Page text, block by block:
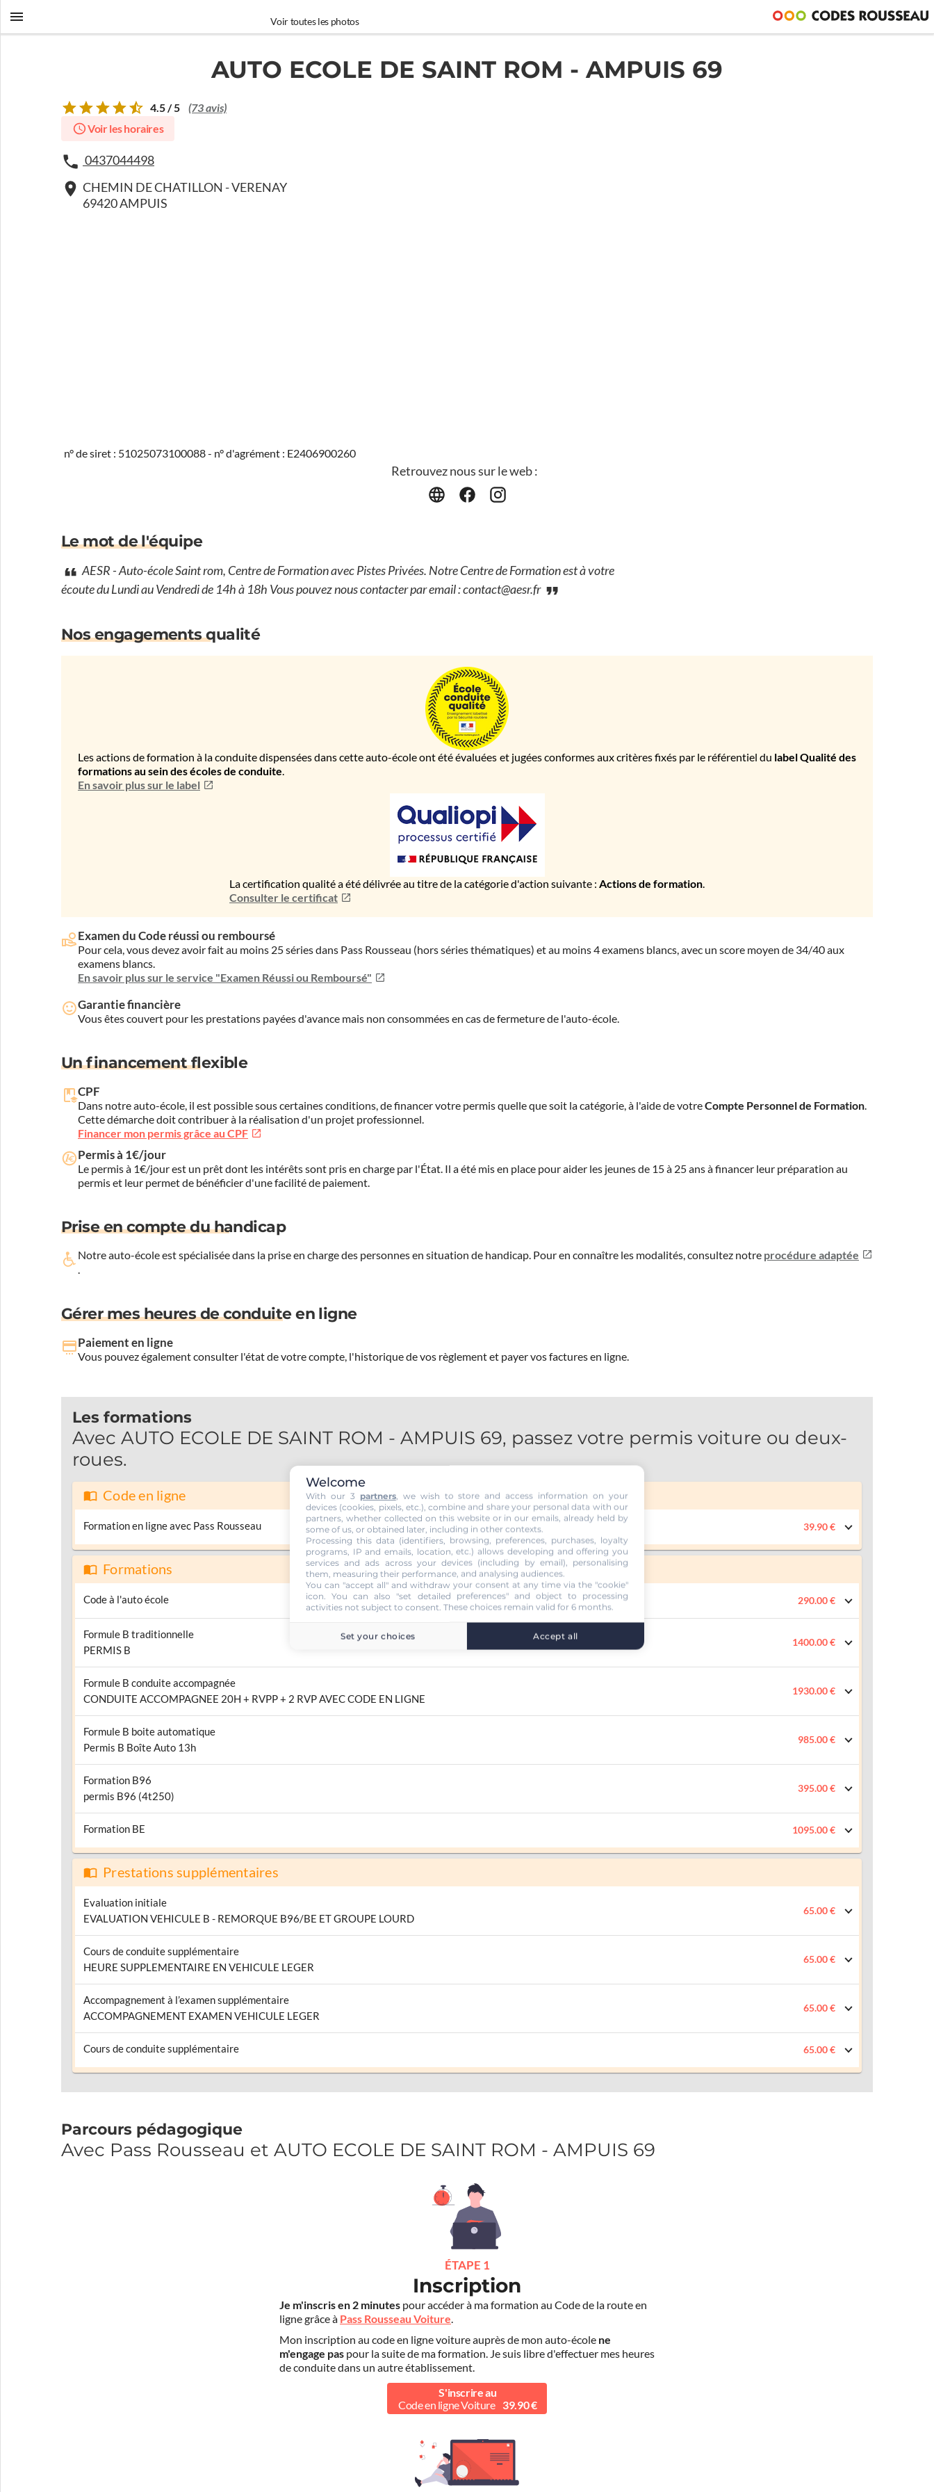
Voir toutes les photos
AUTO ECOLE DE SAINT ROM - AMPUIS 69
4.5 / 5 (73 avis)
Voir les horaires
0437044498
CHEMIN DE CHATILLON - VERENAY
69420 AMPUIS
n° de siret : 51025073100088 - n° d'agrément : E2406900260
Retrouvez nous sur le web :
Le mot de l'équipe
AESR - Auto-école Saint rom, Centre de Formation avec Pistes Privées. Notre Centre de Formation est à votre
écoute du Lundi au Vendredi de 14h à 18h Vous pouvez nous contacter par email : contact@aesr.fr
Nos engagements qualité
Les actions de formation à la conduite dispensées dans cette auto-école ont été évaluées et jugées conformes aux critères fixés par le référentiel du label Qualité des
formations au sein des écoles de conduite.
En savoir plus sur le label
La certification qualité a été délivrée au titre de la catégorie d'action suivante : Actions de formation.
Consulter le certificat
Examen du Code réussi ou remboursé
Pour cela, vous devez avoir fait au moins 25 séries dans Pass Rousseau (hors séries thématiques) et au moins 4 examens blancs, avec un score moyen de 34/40 aux
examens blancs.
En savoir plus sur le service "Examen Réussi ou Remboursé"
Garantie financière
Vous êtes couvert pour les prestations payées d'avance mais non consommées en cas de fermeture de l'auto-école.
Un financement flexible
CPF
Dans notre auto-école, il est possible sous certaines conditions, de financer votre permis quelle que soit la catégorie, à l'aide de votreCompte Personnel de Formation.
Cette démarche doit contribuer à la réalisation d'un projet professionnel.
Financer mon permis grâce au CPF
Permis à 1€/jour
Le permis à 1€/jour est un prêt dont les intérêts sont pris en charge par l'État. Il a été mis en place pour aider les jeunes de 15 à 25 ans à financer leur préparation au
permis et leur permet de bénéficier d'une facilité de paiement.
Prise en compte du handicap
Notre auto-école est spécialisée dans la prise en charge des personnes en situation de handicap. Pour en connaître les modalités, consultez notre procédure adaptée
.
Gérer mes heures de conduite en ligne
Paiement en ligne
Vous pouvez également consulter l'état de votre compte, l'historique de vos règlement et payer vos factures en ligne.
Les formations
Avec AUTO ECOLE DE SAINT ROM - AMPUIS 69, passez votre permis voiture ou deux-
roues.
Code en ligne
Formation en ligne avec Pass Rousseau 39.90 €
Formations
Code à l'auto école 290.00 €
Formule B traditionnelle
PERMIS B
1400.00 €
Formule B conduite accompagnée
CONDUITE ACCOMPAGNEE 20H + RVPP + 2 RVP AVEC CODE EN LIGNE
1930.00 €
Formule B boite automatique
Permis B Boîte Auto 13h
985.00 €
Formation B96
permis B96 (4t250)
395.00 €
Formation BE 1095.00 €
Prestations supplémentaires
Evaluation initiale
EVALUATION VEHICULE B - REMORQUE B96/BE ET GROUPE LOURD
65.00 €
Cours de conduite supplémentaire
HEURE SUPPLEMENTAIRE EN VEHICULE LEGER
65.00 €
Accompagnement à l’examen supplémentaire
ACCOMPAGNEMENT EXAMEN VEHICULE LEGER
65.00 €
Cours de conduite supplémentaire 65.00 €
Parcours pédagogique
Avec Pass Rousseau et AUTO ECOLE DE SAINT ROM - AMPUIS 69
ÉTAPE 1
Inscription
Je m'inscris en 2 minutes pour accéder à ma formation au Code de la route en
ligne grâce à Pass Rousseau Voiture.
Mon inscription au code en ligne voiture auprès de mon auto-école ne
m'engage pas pour la suite de ma formation. Je suis libre d'effectuer mes heures
de conduite dans un autre établissement.
S'inscrire au
Code en ligne Voiture
39.90 €
Welcome
With our 3 partners, we wish to store and access information on your
devices (cookies, pixels, etc.), combine and share your personal data with our
partners, whether collected on this website or in our emails, already held by
some of us, or obtained later, including in other contexts.
Processing this data (identifiers, browsing, preferences, purchases, loyalty
programs, IP and emails, location, etc.) allows developing and offering you
services and ads across your devices (including by email), personalising
them, measuring their performance, and analysing audiences.
You can "accept all" and withdraw your consent at any time via the "cookie"
icon . You can also "set detailed preferences" and object to processing
activities not subject to consent. These choices remain valid for 6 months.
Set your choices Accept all